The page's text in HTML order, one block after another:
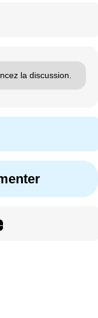
la discussion.